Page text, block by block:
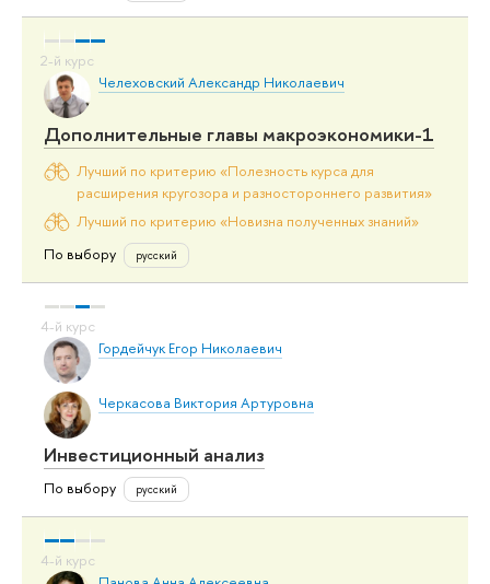
Челеховский Александр Николаевич
Дополнительные главы макроэкономики-1
Лучший по критерию «Полезность курса для
расширения кругозора и разностороннего развития»
Лучший по критерию «Новизна полученных знаний»
По выбору
русский
Гордейчук Егор Николаевич
Черкасова Виктория Артуровна
Инвестиционный анализ
По выбору русский